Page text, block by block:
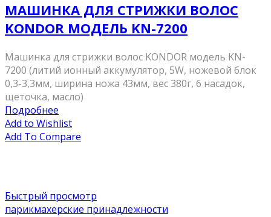
МАШИНКА ДЛЯ СТРИЖКИ ВОЛОС
KONDOR МОДЕЛЬ KN-7200
Машинка для стрижки волос KONDOR модель KN-
7200 (литий ионный аккумулятор, 5W, ножевой блок
0,3-3,3мм, ширина ножа 43мм, вес 380г, 6 насадок,
щеточка, масло)
Подробнее
Add to Wishlist
Add To Compare
Быстрый просмотр
парикмахерские принадлежности